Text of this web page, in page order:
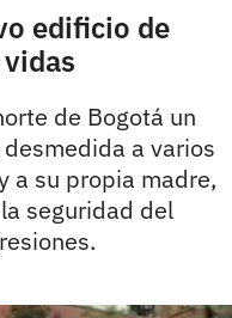
edificio de
de Bogotá un
a varios
a su propia madre,
seguridad del